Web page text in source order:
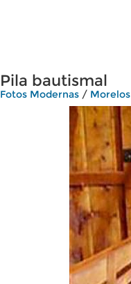
Pila bautismal
Fotos Modernas / Morelos